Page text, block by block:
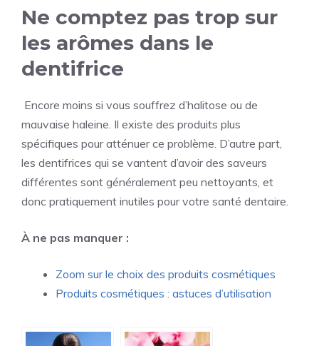
Ne comptez pas trop sur
les arômes dans le
dentifrice
Encore moins si vous souffrez d’halitose ou de
mauvaise haleine. Il existe des produits plus
spécifiques pour atténuer ce problème. D’autre part,
les dentifrices qui se vantent d’avoir des saveurs
différentes sont généralement peu nettoyants, et
donc pratiquement inutiles pour votre santé dentaire.
À ne pas manquer :
Zoom sur le choix des produits cosmétiques
Produits cosmétiques : astuces d’utilisation